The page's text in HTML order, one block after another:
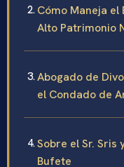
Cómo Maneja
Alto Patrimonio
Abogado de
el Condado de
Sobre el Sr. Sris
Bufete